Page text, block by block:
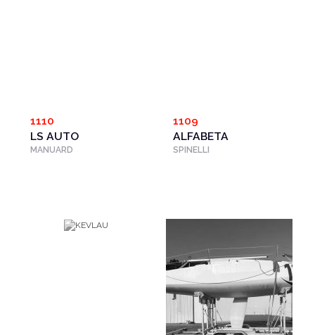
1110
LS AUTO
MANUARD
1109
ALFABETA
SPINELLI